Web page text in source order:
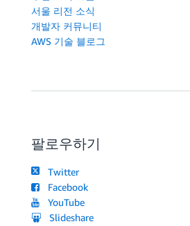
서울 리전 소식
개발자 커뮤니티
AWS 기술 블로그
팔로우하기
Twitter
Facebook
YouTube
Slideshare